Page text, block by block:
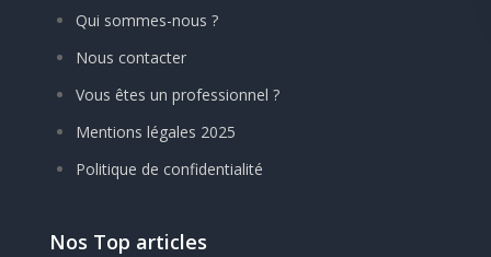
Qui sommes-nous ?
Nous contacter
Vous êtes un professionnel ?
Mentions légales 2025
Politique de confidentialité
Nos Top articles